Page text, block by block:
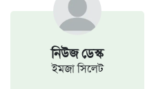
নিউজ ডেস্ক
ইমজা সিলেট